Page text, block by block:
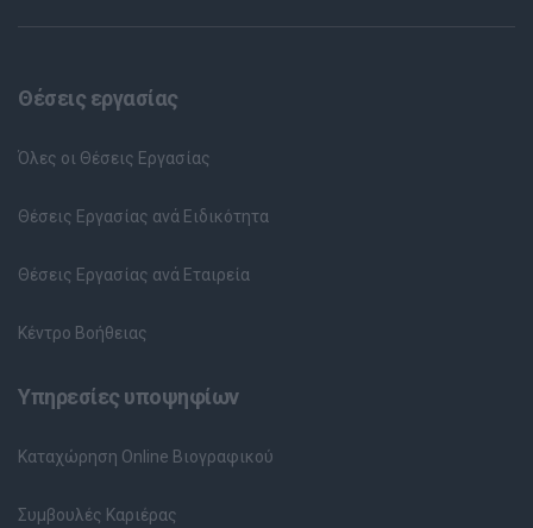
Θέσεις εργασίας
Όλες οι Θέσεις Εργασίας
Θέσεις Εργασίας ανά Ειδικότητα
Θέσεις Εργασίας ανά Εταιρεία
Κέντρο Βοήθειας
Υπηρεσίες υποψηφίων
Καταχώρηση Online Βιογραφικού
Συμβουλές Καριέρας